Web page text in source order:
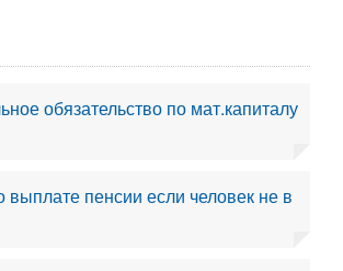
обязательство по мат.капиталу
выплате пенсии если человек не в